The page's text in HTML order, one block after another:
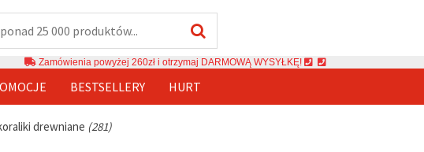
Zamówienia powyżej 260zł i otrzymaj DARMOWĄ WYSYŁKĘ!
BESTSELLERY HURT
drewniane (281)